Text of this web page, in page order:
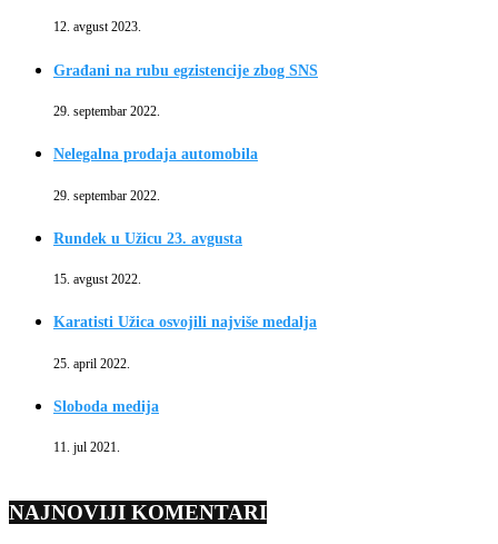
12. avgust 2023.
Građani na rubu egzistencije zbog SNS
29. septembar 2022.
Nelegalna prodaja automobila
29. septembar 2022.
Rundek u Užicu 23. avgusta
15. avgust 2022.
Karatisti Užica osvojili najviše medalja
25. april 2022.
Sloboda medija
11. jul 2021.
NAJNOVIJI KOMENTARI